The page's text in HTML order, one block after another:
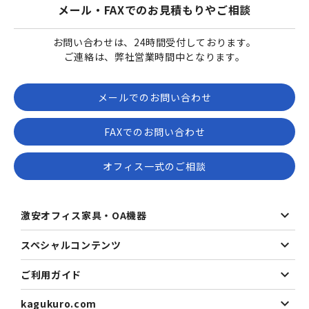
メール・FAXでのお見積もりやご相談
お問い合わせは、24時間受付しております。
ご連絡は、弊社営業時間中となります。
メールでのお問い合わせ
FAXでのお問い合わせ
オフィス一式のご相談
激安オフィス家具・OA機器
スペシャルコンテンツ
ご利用ガイド
kagukuro.com